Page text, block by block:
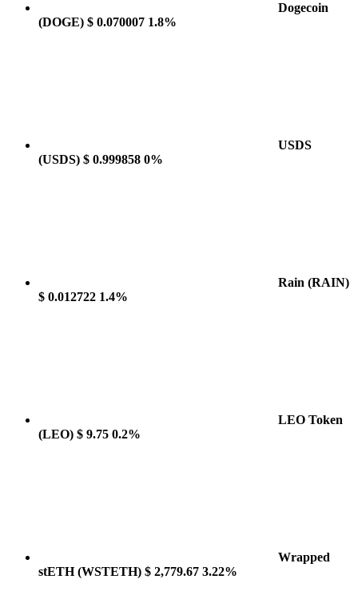
Dogecoin
(DOGE) $ 0.070007 1.8%
USDS
(USDS) $ 0.999858 0%
Rain (RAIN)
$ 0.012722 1.4%
LEO Token
(LEO) $ 9.75 0.2%
Wrapped
stETH(WSTETH) $ 2,779.67 3.22%